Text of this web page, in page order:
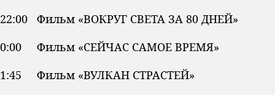
22:00 Фильм «ВОКРУГ СВЕТА ЗА 80 ДНЕЙ»
0:00 Фильм «СЕЙЧАС САМОЕ ВРЕМЯ»
1:45 Фильм «ВУЛКАН СТРАСТЕЙ»